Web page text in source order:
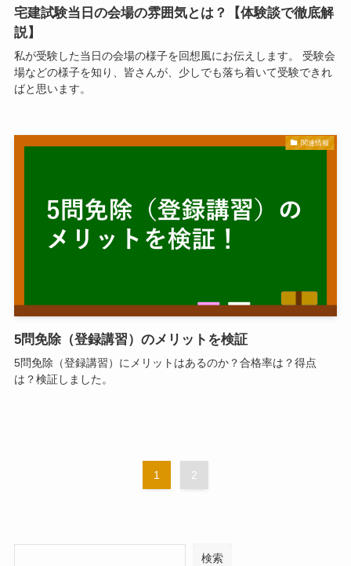
宅建試験当日の会場の雰囲気とは？【体験談で徹底解
説】
私が受験した当日の会場の様子を回想風にお伝えします。 受験会
場などの様子を知り、皆さんが、少しでも落ち着いて受験できれ
ばと思います。
関連情報
5問免除（登録講習）のメリットを検証
5問免除（登録講習）にメリットはあるのか？合格率は？得点
は？検証しました。
1 2
検索